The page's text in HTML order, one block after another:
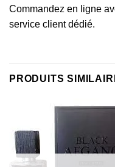
Commandez en ligne
service client dédié.
PRODUITS